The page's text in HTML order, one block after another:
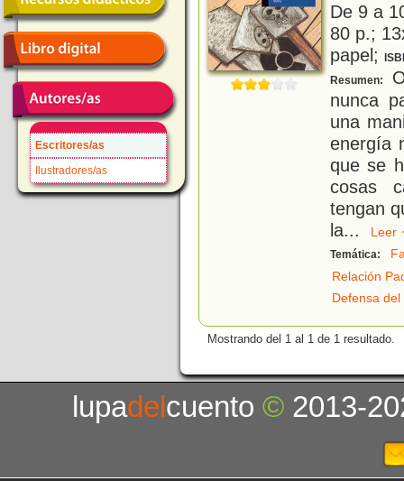
Escritores/as
Ilustradores/as
De 9 a
80 p.;
papel;
Resumen:
nunca
una
energía
que se
cosas
tengan
la...
Temática:
Relación
Defensa
Mostrando del 1 al 1 de 1 resultado.
lupadelcuento© 2013-